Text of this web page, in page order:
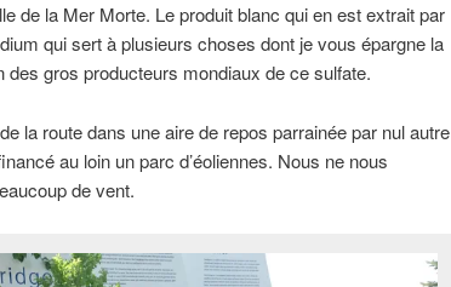
de la Mer Morte. Le produit blanc qui en est extrait par
qui sert à plusieurs choses dont je vous épargne la
gros producteurs mondiaux de ce sulfate.
la route dans une aire de repos parrainée par nul autre
au loin un parc d’éoliennes. Nous ne nous
de vent.